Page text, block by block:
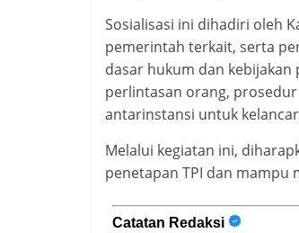
Sosialisasi ini dihadiri oleh
pemerintah terkait, serta
dasar hukum dan kebijakan
perlintasan orang,
antarinstansi untuk
Melalui kegiatan ini,
penetapan TPI dan